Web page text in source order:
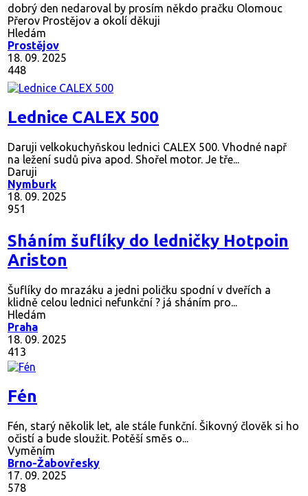
dobrý den nedaroval by prosím někdo pračku Olomouc
Přerov Prostějov a okolí děkuji
Hledám
Prostějov
18. 09. 2025
448
Lednice CALEX 500
Daruji velkokuchyňskou lednici CALEX 500. Vhodné např
na ležení sudů piva apod. Shořel motor. Je tře...
Daruji
Nymburk
18. 09. 2025
951
Sháním šuflíky do ledničky Hotpoin
Ariston
Šuflíky do mrazáku a jedni poličku spodní v dveřích a
klidně celou lednici nefunkční ? já sháním pro...
Hledám
Praha
18. 09. 2025
413
Fén
Fén, starý několik let, ale stále funkční. Šikovný člověk si ho
očistí a bude sloužit. Potěší směs o...
Vyměním
Brno-Žabovřesky
17. 09. 2025
578